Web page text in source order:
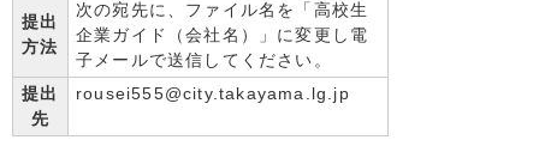
提出
方法
次の宛先に、ファイル名を「高校生
企業ガイド（会社名）」に変更し電
子メールで送信してください。
提出
先
rousei555@city.takayama.lg.jp